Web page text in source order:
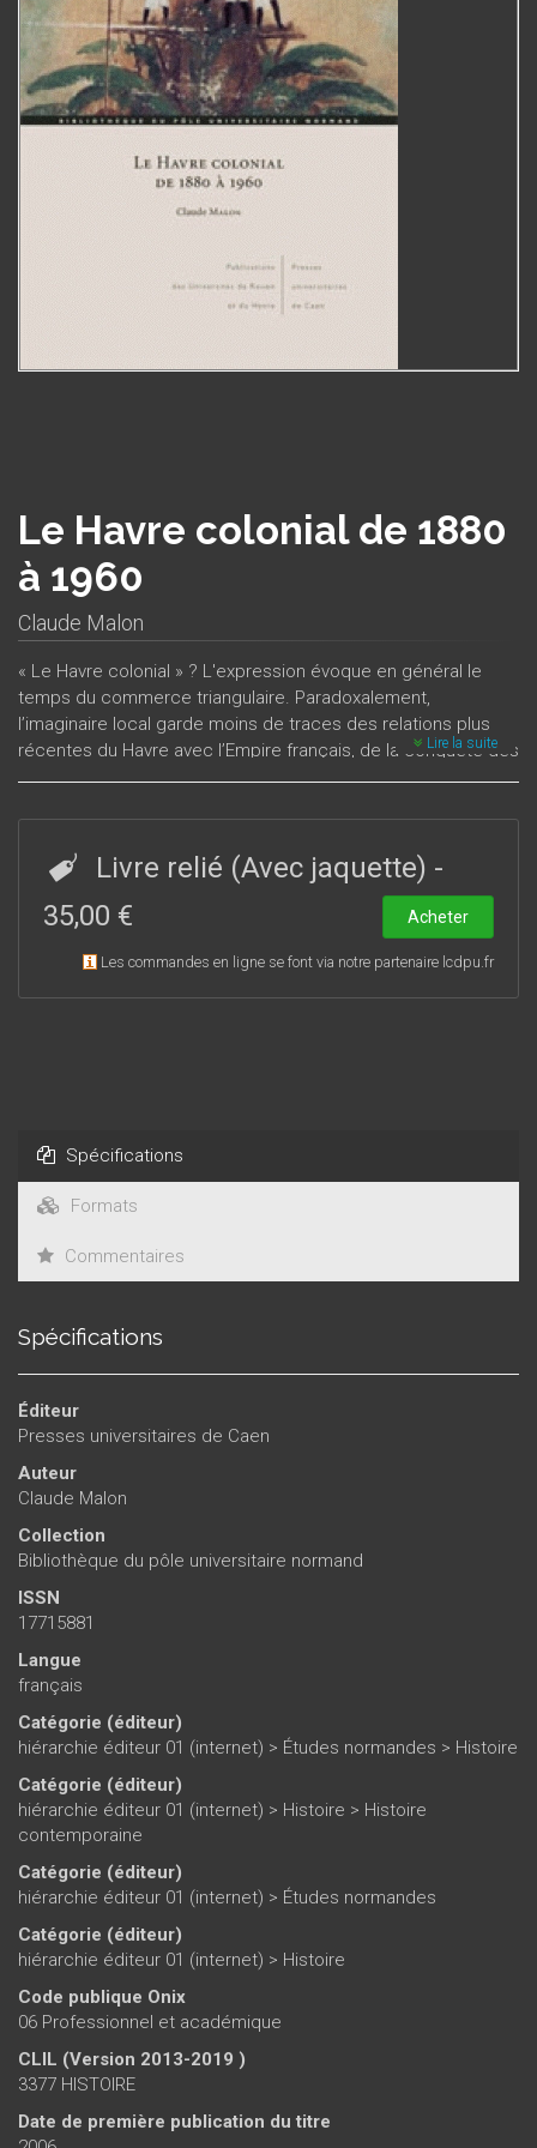
Le Havre colonial de 1880
à 1960
Claude Malon
« Le Havre colonial » ? L'expression évoque en général le
temps du commerce triangulaire. Paradoxalement,
l’imaginaire local garde moins de traces des relations plus
récentes du Havre avec l’Empire français, de la conquête des
années 1880 aux Indépendances de 1960. Ce livre explore
au Havre. Comparé à Marseille ou à Bordeaux, le port du
Havre a joué un rôle original dans la captation des produits
chers, café, cacao, coton, bois exotiques. Les archives nous
révèlent un port avant tout africain et malgache qui prend le
relais du Havre antillais. Le prosélytisme des élites, la
Lire la suite
Livre relié (Avec jaquette) -
35,00 €
Acheter
Les commandes en ligne se font via notre partenaire lcdpu.fr
Spécifications
Formats
Commentaires
Spécifications
Éditeur
Presses universitaires de Caen
Auteur
Claude Malon
Collection
Bibliothèque du pôle universitaire normand
ISSN
17715881
Langue
français
Catégorie (éditeur)
hiérarchie éditeur 01 (internet) > Études normandes > Histoire
Catégorie (éditeur)
hiérarchie éditeur 01 (internet) > Histoire > Histoire
contemporaine
Catégorie (éditeur)
hiérarchie éditeur 01 (internet) > Études normandes
Catégorie (éditeur)
hiérarchie éditeur 01 (internet) > Histoire
Code publique Onix
06 Professionnel et académique
CLIL (Version 2013-2019 )
3377 HISTOIRE
Date de première publication du titre